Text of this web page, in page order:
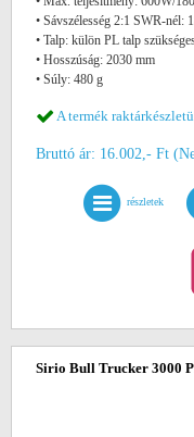
• Sávszélesség 2:1 SWR-nél:
• Talp: külön PL talp
• Hosszúság: 2030 mm
• Súly: 480 g
A termék
Bruttó ár: 16.002,- Ft
részletek
Sirio Bull Trucker 3000